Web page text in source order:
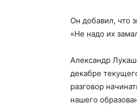
Он добавил, что
«Не надо их
Александр
декабре
разговор
нашего